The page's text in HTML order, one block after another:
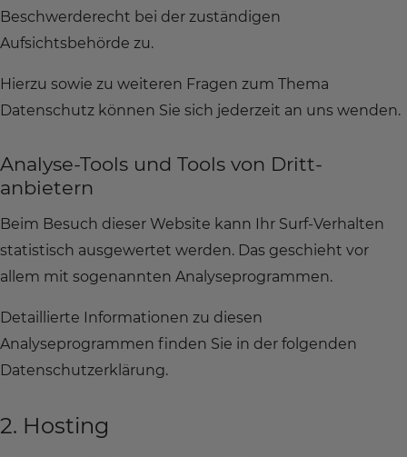
Beschwerderecht bei der zuständigen
Aufsichtsbehörde zu.
Hierzu sowie zu weiteren Fragen zum Thema
Datenschutz können Sie sich jederzeit an uns wenden.
Analyse-Tools und Tools von Dritt­
anbietern
Beim Besuch dieser Website kann Ihr Surf-Verhalten
statistisch ausgewertet werden. Das geschieht vor
allem mit sogenannten Analyseprogrammen.
Detaillierte Informationen zu diesen
Analyseprogrammen finden Sie in der folgenden
Datenschutzerklärung.
2. Hosting